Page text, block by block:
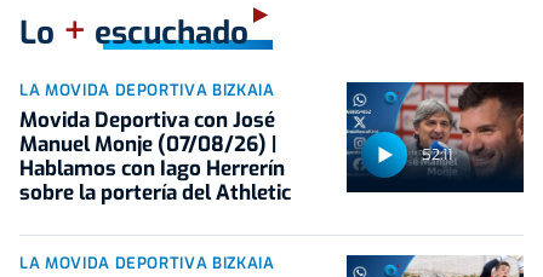
Lo + escuchado
52:11
LA MOVIDA DEPORTIVA BIZKAIA
Movida Deportiva con José
Manuel Monje (07/08/26) |
Hablamos con Iago Herrerín
sobre la portería del Athletic
LA MOVIDA DEPORTIVA BIZKAIA